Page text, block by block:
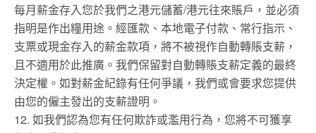
每月薪金存入您於我們之港元儲蓄/港元往來賬戶，並必須
指明是作出糧用途。經匯款、本地電子付款、常行指示、
支票或現金存入的薪金款項，將不被視作自動轉賬支薪，
且不適用於此推廣。我們保留對自動轉賬支薪定義的最終
決定權。如對薪金紀錄有任何爭議，我們或會要求您提供
由您的僱主發出的支薪證明。
12. 如我們認為您有任何欺詐或濫用行為，您將不可獲享